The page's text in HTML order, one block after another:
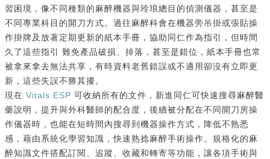
習困境，像不同種類的麻醉機器與玲琅總目的偵測儀器，甚至是
不同專業科目的開刀方式。過往麻醉科會在機器旁吊掛或張貼操
作掛牌及放著定期更新的紙本手冊，協助同仁作為指引，但時間
久了這些指引 難免產品破損、掉落，甚至是錯位，紙本手冊也常
被拿來拿去無法共享，有時資料老舊錯誤或不適用卻沒有立即更
新，這些失誤不勝其擾。
現在 Vitals ESP 可收納所有的文件，新進同仁可快速搜尋麻醉醫
藥說明，提升與外科醫師的配合度，後續被分配在不同開刀房操
作儀器時，也能在短時間內搜尋到機器操作方式，降低不熟悉
感，藉由系統化學習知識，快速熟捻麻醉手術操作。規格化的麻
醉知識文件搭配訂閱、追蹤、收藏和轉寄等功能，讓各項手術與